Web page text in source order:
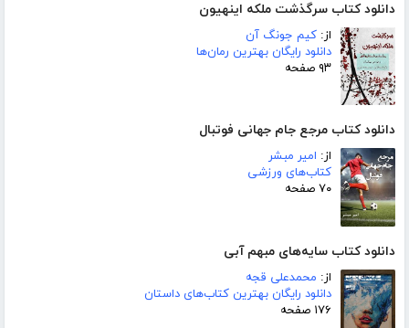
دانلود کتاب سرگذشت ملکه اینهیون
از: کیم جونگ آن
دانلود رایگان بهترین رمان‌ها
۹۳ صفحه
دانلود کتاب مرجع جام جهانی فوتبال
از: امیر مبشر
کتاب‌های ورزشی
۷۰ صفحه
دانلود کتاب سایه‌های مبهم آبی
از: محمدعلی قجه
دانلود رایگان بهترین کتاب‌های داستان
۱۷۶ صفحه